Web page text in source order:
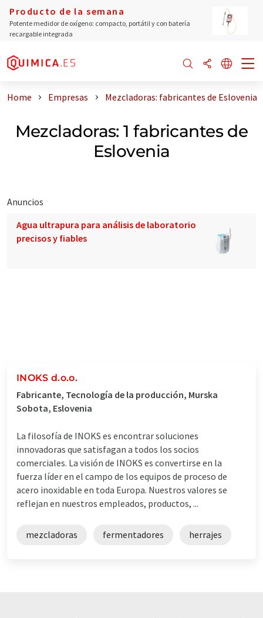
Producto de la semana
Potente medidor de oxígeno: compacto, portátil y con batería
recargable integrada
Home Empresas Mezcladoras: fabricantes de Eslovenia
Mezcladoras: 1 fabricantes de
Eslovenia
Anuncios
Agua ultrapura para análisis de laboratorio
precisos y fiables
INOKS d.o.o.
Fabricante, Tecnología de la producción, Murska
Sobota, Eslovenia
La filosofía de INOKS es encontrar soluciones
innovadoras que satisfagan a todos los socios
comerciales. La visión de INOKS es convertirse en la
fuerza líder en el campo de los equipos de proceso de
acero inoxidable en toda Europa. Nuestros valores se
reflejan en nuestros empleados, productos, ...
mezcladoras fermentadores herrajes